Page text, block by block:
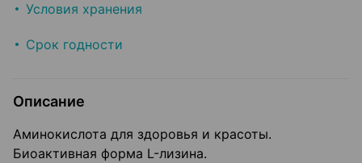
Условия хранения
Срок годности
Описание
Аминокислота для здоровья и красоты.
Биоактивная форма L-лизина.